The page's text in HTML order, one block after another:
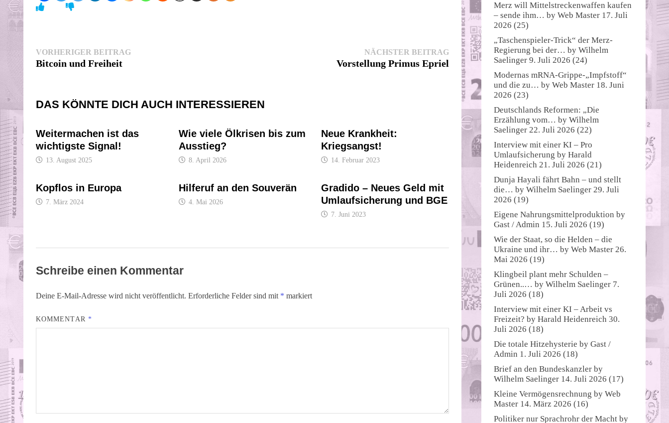
Beitragsnavigation
VORHERIGER BEITRAGVorheriger
Bitcoin und Freiheit
NÄCHSTER BEITRAGNächster
Beitrag:
Vorstellung Primus Epriel
DAS KÖNNTE DICH AUCH INTERESSIEREN
Weitermachen ist das
wichtigste Signal!
13. August 2025
Wie viele Ölkrisen bis zum
Ausstieg?
8. April 2026
Neue Krankheit:
Kriegsangst!
14. Februar 2023
Kopflos in Europa
7. März 2024
Hilferuf an den Souverän
4. Mai 2026
Gradido – Neues Geld mit
Umlaufsicherung und BGE
7. Juni 2023
Schreibe einen Kommentar
Deine E-Mail-Adresse wird nicht veröffentlicht. Erforderliche Felder sind mit * markiert
KOMMENTAR *
Merz will Mittelstreckenwaffen kaufen
– sende ihm… by Web Master 17. Juli
2026 (25)
„Taschenspieler-Trick“ der Merz-
Regierung bei der… by Wilhelm
Saelinger 9. Juli 2026 (24)
Modernas mRNA-Grippe-„Impfstoff“
und die zu… by Web Master 18. Juni
2026 (23)
Deutschlands Reformen: „Die
Erzählung vom… by Wilhelm
Saelinger 22. Juli 2026 (22)
Interview mit einer KI – Pro
Umlaufsicherung by Harald
Heidenreich 21. Juli 2026 (21)
Dunja Hayali fährt Bahn – und stellt
die… by Wilhelm Saelinger 29. Juli
2026 (19)
Eigene Nahrungsmittelproduktion by
Gast / Admin 15. Juli 2026 (19)
Wie der Staat, so die Helden – die
Ukraine und ihr… by Web Master 26.
Mai 2026 (19)
Klingbeil plant mehr Schulden –
Grünen..… by Wilhelm Saelinger 7.
Juli 2026 (18)
Interview mit einer KI – Arbeit vs
Freizeit? by Harald Heidenreich 30.
Juli 2026 (18)
Die totale Hitzehysterie by Gast /
Admin 1. Juli 2026 (18)
Brief an den Bundeskanzler by
Wilhelm Saelinger 14. Juli 2026 (17)
Kleine Vermögensrechnung by Web
Master 14. März 2026 (16)
Politiker nur Sprachrohr der Macht by